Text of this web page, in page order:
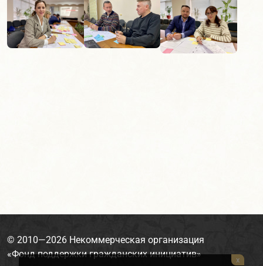
x
© 2010—2026 Некоммерческая организация
«Фонд поддержки гражданских инициатив»